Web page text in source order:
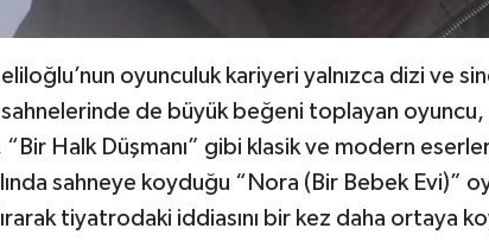
oyunculuk kariyeri yalnızca dizi ve
de büyük beğeni toplayan
“Bir Halk Düşmanı” gibi klasik ve modern
sahneye koyduğu “Nora (Bir Bebek Evi)”
tiyatrodaki iddiasını bir kez daha ortaya